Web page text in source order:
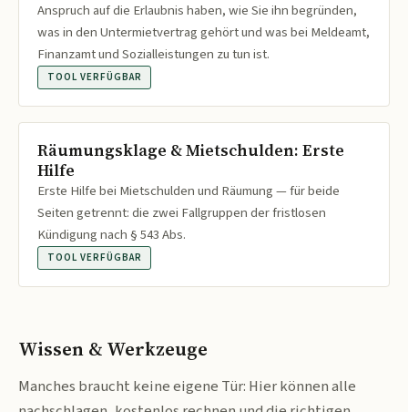
Anspruch auf die Erlaubnis haben, wie Sie ihn begründen,
was in den Untermietvertrag gehört und was bei Meldeamt,
Finanzamt und Sozialleistungen zu tun ist.
TOOL VERFÜGBAR
Räumungsklage & Mietschulden: Erste
Hilfe
Erste Hilfe bei Mietschulden und Räumung — für beide
Seiten getrennt: die zwei Fallgruppen der fristlosen
Kündigung nach § 543 Abs.
TOOL VERFÜGBAR
Wissen & Werkzeuge
Manches braucht keine eigene Tür: Hier können alle